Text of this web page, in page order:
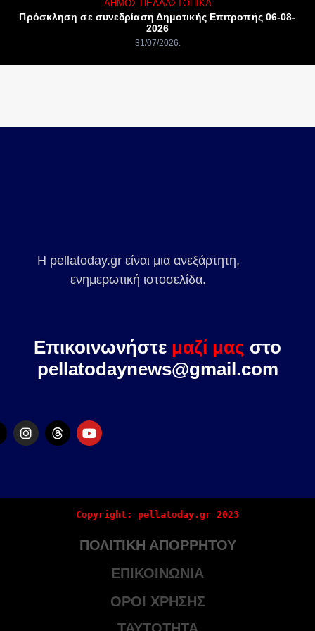
ΔΉΜΟΣ ΠΈΛΛΑΣ ΤΟΠΙΚΆ
Πρόσκληση σε συνεδρίαση Δημοτικής Επιτροπής 06-08-
2026
31/07/2026
Η pellatoday.gr είναι μια ανεξάρτητη,
ενημερωτική ιστοσελίδα.
Επικοινωνήστε μαζί μας στο
pellatodaynews@gmail.com
Copyright: pellatoday.gr 2023
ΠΟΛΙΤΙΚΗ ΑΠΟΡΡΗΤΟΥ
ΕΠΙΚΟΙΝΩΝΙΑ
ΟΡΟΙ ΧΡΗΣΗΣ